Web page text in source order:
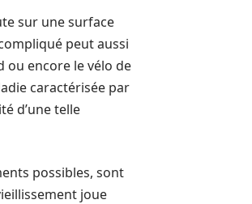
sur une surface
peut aussi
ou encore le vélo de
caractérisée par
d’une telle
possibles, sont
joue